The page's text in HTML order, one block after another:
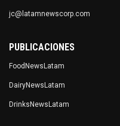
jc@latamnewscorp.com
PUBLICACIONES
FoodNewsLatam
DairyNewsLatam
DrinksNewsLatam